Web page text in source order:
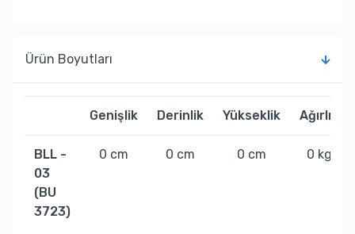
Ürün Boyutları
Genişlik Derinlik Yükseklik Ağırlık
BLL -
03
(BU
3723)
0 cm 0 cm 0 cm 0 kg